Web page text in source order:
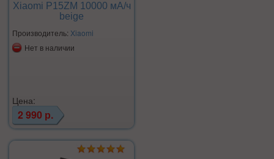
Xiaomi P15ZM 10000 мА/ч
beige
Производитель: Xiaomi
Нет в наличии
Цена:
2 990 р.